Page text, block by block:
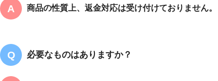
商品の性質上、返金対応は受け付けておりません。
必要なものはありますか？